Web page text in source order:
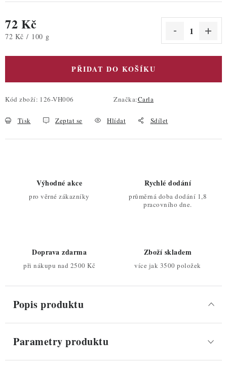
72 Kč
Měrná cena:
72 Kč / 100 g
PŘIDAT DO KOŠÍKU
Kód zboží: 126-VH006 Značka:Carla
Tisk Zeptat se Hlídat Sdílet
Výhodné akce
pro věrné zákazníky
Rychlé dodání
průměrná doba dodání 1,8
pracovního dne.
Doprava zdarma
při nákupu nad 2500 Kč
Zboží skladem
více jak 3500 položek
Popis produktu
Parametry produktu